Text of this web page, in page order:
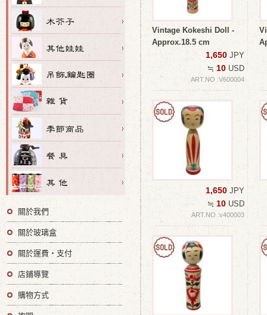
Vintage Kokeshi Doll -
Approx.18.5 cm
1,650 JPY
≒ 10 USD
ART.NO :V600004
1,650 JPY
≒ 10 USD
ART.NO :v400003
關於我們
關於玻璃盒
關於運費・支付
店鋪導覽
購物方式